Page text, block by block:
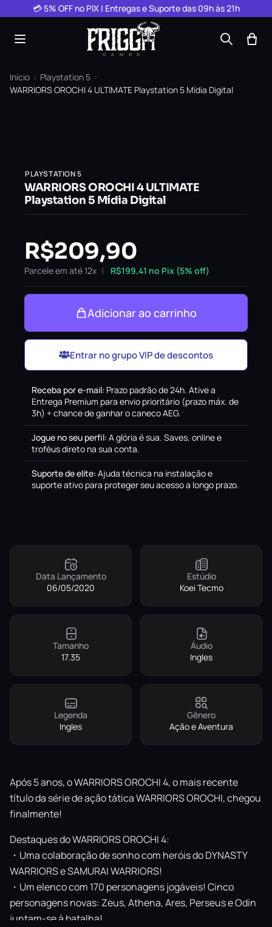
Pular para o conteúdo
💳 5% OFF no PIX | Entregas e Suporte das 09h às 21h
Início › Playstation 5 ›
WARRIORS OROCHI 4 ULTIMATE Playstation 5 Mídia Digital
PLAYSTATION 5
WARRIORS OROCHI 4 ULTIMATE
Playstation 5 Mídia Digital
R$209,90
Parcele em até 12x R$199,41 no Pix (5% off)
Adicionar ao carrinho
Entrar no grupo VIP de descontos
Receba por e-mail: Prazo padrão de 24h. Ative a
Entrega Premium para envio prioritário (prazo máx. de
3h) + chance de ganhar o caneco AEG.
Jogue no seu perfil: A glória é sua. Saves, online e
troféus direto na sua conta.
Suporte de elite: Ajuda técnica na instalação e
suporte ativo para proteger seu acesso a longo prazo.
Data Lançamento
06/05/2020
Estúdio
Koei Tecmo
Tamanho
17.35
Áudio
Ingles
Legenda
Ingles
Gênero
Ação e Aventura
Após 5 anos, o WARRIORS OROCHI 4, o mais recente
título da série de ação tática WARRIORS OROCHI, chegou
finalmente!
Destaques do WARRIORS OROCHI 4:
・Uma colaboração de sonho com heróis do DYNASTY
WARRIORS e SAMURAI WARRIORS!
・Um elenco com 170 personagens jogáveis! Cinco
personagens novas: Zeus, Athena, Ares, Perseus e Odin
juntam-se à batalha!